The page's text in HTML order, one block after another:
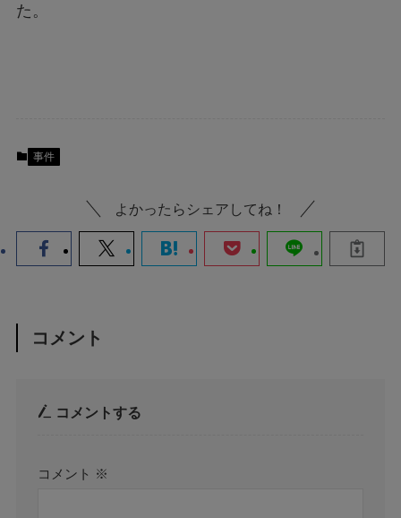
た。
事件
よかったらシェアしてね！
コメント
コメントする
コメント ※